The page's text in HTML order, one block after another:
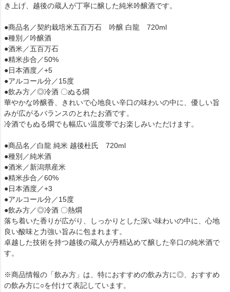
き上げ、越後の蔵人が丁寧に醸した純米吟醸酒です。
●商品名／契約栽培米五百万石 吟醸 白龍 720ml
●種別／吟醸酒
●酒米／五百万石
●精米歩合／50%
●日本酒度／+5
●アルコール分／15度
●飲み方／◎冷酒 〇ぬる燗
華やかな吟醸香、きれいで心地良い辛口の味わいの中に、優しい旨
みが広がるバランスのとれたお酒です。
冷酒でもぬる燗でも幅広い温度帯でお楽しみいただけます。
●商品名／白龍 純米 越後杜氏 720ml
●種別／純米酒
●酒米／新潟県産米
●精米歩合／60%
●日本酒度／+3
●アルコール分／15度
●飲み方／◎冷酒 〇熱燗
落ち着いた香りが広がり、しっかりとした深い味わいの中に、心地
良い酸味と力強い旨みに包まれます。
卓越した技術を持つ越後の蔵人が丹精込めて醸した辛口の純米酒で
す。
※商品情報の「飲み方」は、特におすすめの飲み方に◎、おすすめ
の飲み方に○を付けて表記しています。